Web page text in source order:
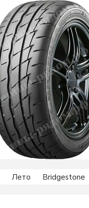
Лето Bridgestone